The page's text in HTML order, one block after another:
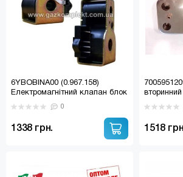
6YBOBINA00 (0.967.158)
Електромагнітний клапан блок
соленоїдів для 840-845 SIGMA
0
1338 грн.
(ZILMET
1518